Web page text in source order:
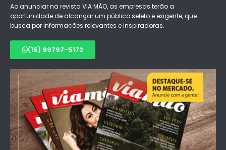
Ao anunciar na revista VIA MÃO, as empresas terão a
oportunidade de alcançar um público seleto e exigente, que
busca por informações relevantes e inspiradoras.
(15) 99797-5172